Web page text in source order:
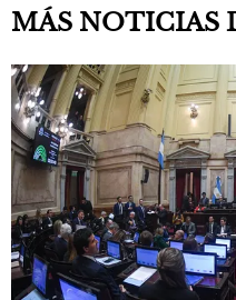
MÁS NOTICIAS